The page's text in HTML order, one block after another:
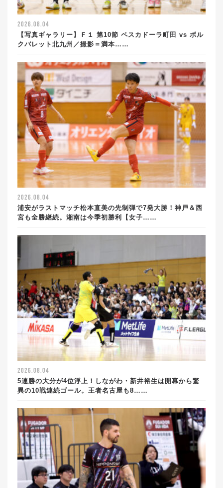
2026.08.04
【写真ギャラリー】Ｆ１ 第10節 ペスカドーラ町田 vs ボル
クバレット北九州／撮影＝満本……
2026.08.04
浦安がラストマッチ松本直美の先制弾で7発大勝！神戸＆西
宮も全勝継続。湘南は今季初勝利【女子……
2026.08.04
5連勝の大分が4位浮上！しながわ・新井裕生は開幕から驚
異の10戦連続ゴール。王者名古屋も8……